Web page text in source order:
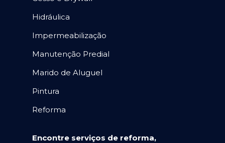
Hidráulica
Impermeabilização
Manutenção Predial
Marido de Aluguel
Pintura
Reforma
Encontre serviços de reforma,